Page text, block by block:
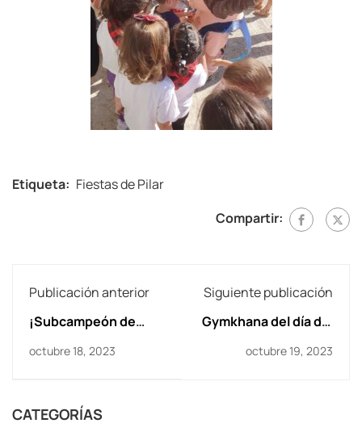
Etiqueta: Fiestas de Pilar
Compartir:
Publicación anterior
¡Subcampeón de
octubre 18, 2023
Siguiente publicación
Gymkhana del día del
octubre 19, 2023
CATEGORÍAS